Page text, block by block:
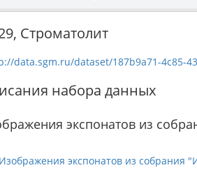
Строматолит
data.sgm.ru/dataset/187b9a71-4c85-43ec-
набора данных
экспонатов из
Изображения экспонатов из собрания